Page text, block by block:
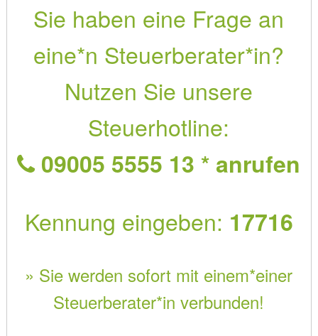
Sie haben eine Frage an
eine*n Steuerberater*in?
Nutzen Sie unsere
Steuerhotline:
09005 5555 13 * anrufen
Kennung eingeben: 17716
» Sie werden sofort mit einem*einer
Steuerberater*in verbunden!